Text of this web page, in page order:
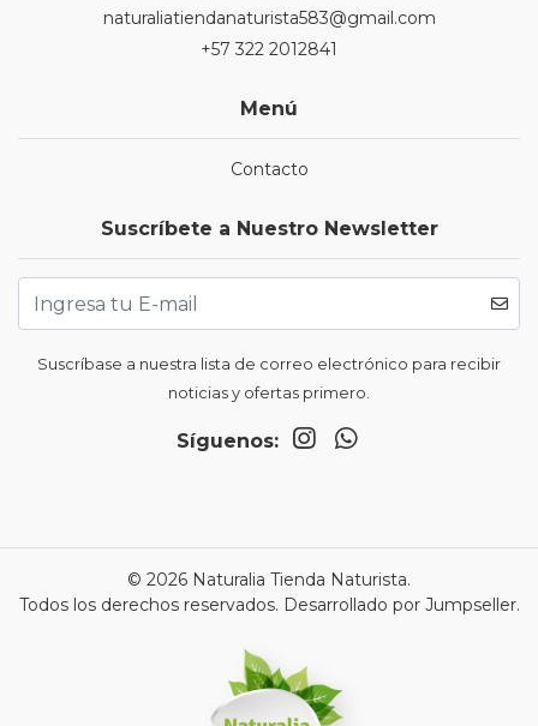
naturaliatiendanaturista583@gmail.com
+57 322 2012841
Menú
Contacto
Suscríbete a Nuestro Newsletter
Suscríbase a nuestra lista de correo electrónico para recibir
noticias y ofertas primero.
Síguenos:
© 2026 Naturalia Tienda Naturista.
Todos los derechos reservados. Desarrollado por Jumpseller.